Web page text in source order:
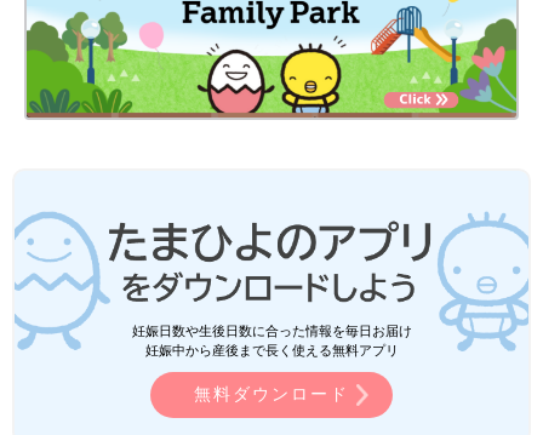
妊娠日数や生後日数に合った情報を毎日お届け
妊娠中から産後まで長く使える無料アプリ
無料ダウンロード